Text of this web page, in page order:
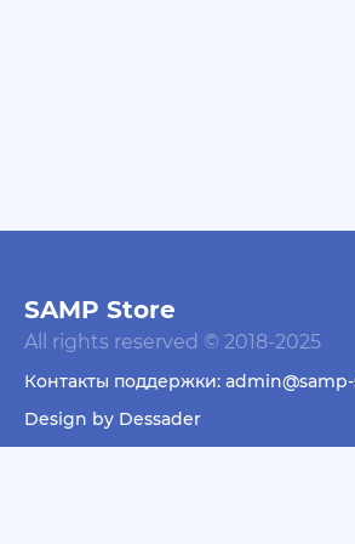
SAMP Store
All rights reserved © 2018-2025
Контакты поддержки:
Design by Dessader